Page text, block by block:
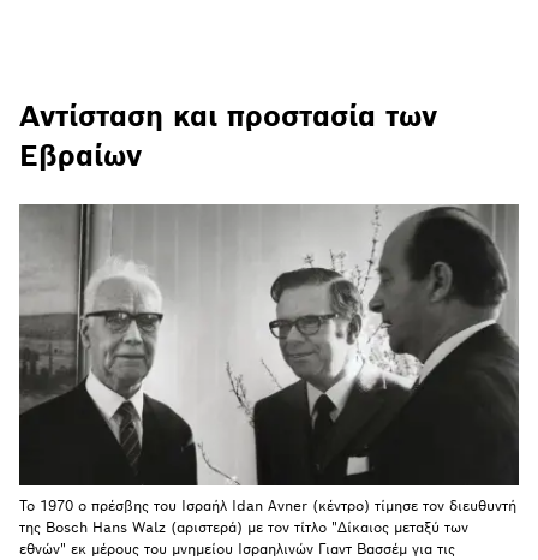
Αντίσταση και προστασία των
Εβραίων
Το 1970 ο πρέσβης του Ισραήλ Idan Avner (κέντρο) τίμησε τον διευθυντή
της Bosch Hans Walz (αριστερά) με τον τίτλο "Δίκαιος μεταξύ των
εθνών" εκ μέρους του μνημείου Ισραηλινών Γιαντ Βασσέμ για τις